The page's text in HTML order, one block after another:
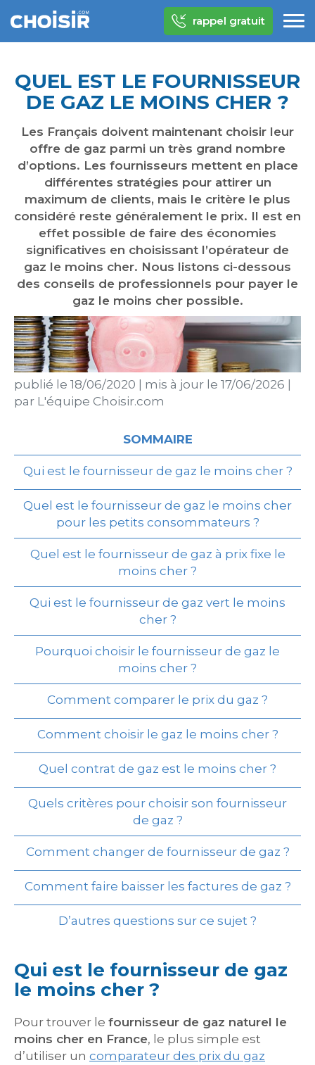
rappel gratuit
QUEL EST LE FOURNISSEUR
DE GAZ LE MOINS CHER ?
Les Français doivent maintenant choisir leur
offre de gaz parmi un très grand nombre
d’options. Les fournisseurs mettent en place
différentes stratégies pour attirer un
maximum de clients, mais le critère le plus
considéré reste généralement le prix. Il est en
effet possible de faire des économies
significatives en choisissant l’opérateur de
gaz le moins cher. Nous listons ci-dessous
des conseils de professionnels pour payer le
gaz le moins cher possible.
publié le 18/06/2020 mis à jour le 17/06/2026
par L'équipe Choisir.com
SOMMAIRE
Qui est le fournisseur de gaz le moins cher ?
Quel est le fournisseur de gaz le moins cher
pour les petits consommateurs ?
Quel est le fournisseur de gaz à prix fixe le
moins cher ?
Qui est le fournisseur de gaz vert le moins
cher ?
Pourquoi choisir le fournisseur de gaz le
moins cher ?
Comment comparer le prix du gaz ?
Comment choisir le gaz le moins cher ?
Quel contrat de gaz est le moins cher ?
Quels critères pour choisir son fournisseur
de gaz ?
Comment changer de fournisseur de gaz ?
Comment faire baisser les factures de gaz ?
D’autres questions sur ce sujet ?
Qui est le fournisseur de gaz
le moins cher ?
Pour trouver le fournisseur de gaz naturel le
moins cher en France, le plus simple est
d’utiliser un comparateur des prix du gaz